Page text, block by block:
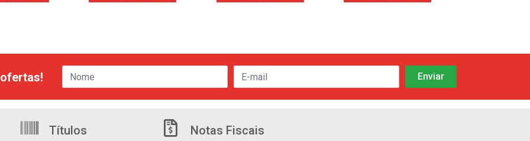
Títulos Notas Fiscais